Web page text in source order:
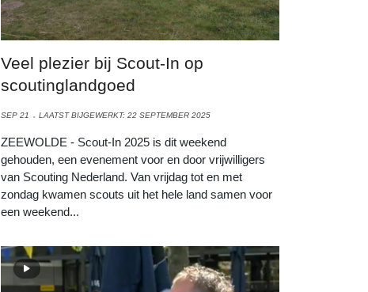
Veel plezier bij Scout-In op
scoutinglandgoed
SEP 21 LAATST BIJGEWERKT: 22 SEPTEMBER 2025
ZEEWOLDE - Scout-In 2025 is dit weekend
gehouden, een evenement voor en door vrijwilligers
van Scouting Nederland. Van vrijdag tot en met
zondag kwamen scouts uit het hele land samen voor
een weekend...